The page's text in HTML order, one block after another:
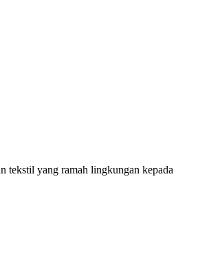
tekstil yang ramah lingkungan kepada